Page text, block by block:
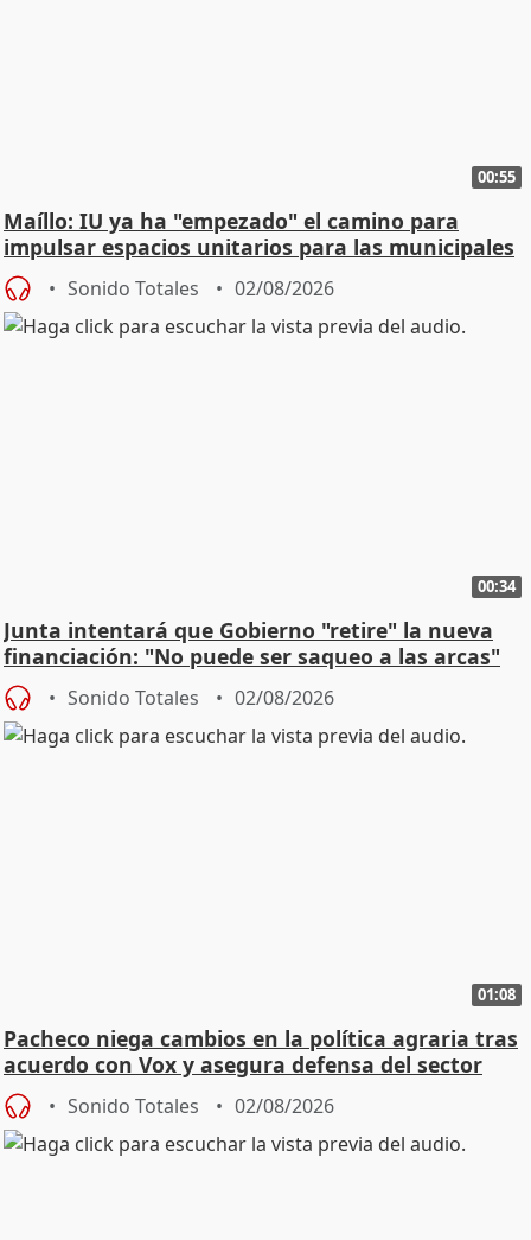
00:55
Maíllo: IU ya ha "empezado" el camino para
impulsar espacios unitarios para las municipales
Sonido Totales 02/08/2026
00:34
Junta intentará que Gobierno "retire" la nueva
financiación: "No puede ser saqueo a las arcas"
Sonido Totales 02/08/2026
01:08
Pacheco niega cambios en la política agraria tras
acuerdo con Vox y asegura defensa del sector
Sonido Totales 02/08/2026